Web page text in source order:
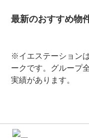
最新のおすすめ物
※イエステーション
ークです。グループ
実績があります。